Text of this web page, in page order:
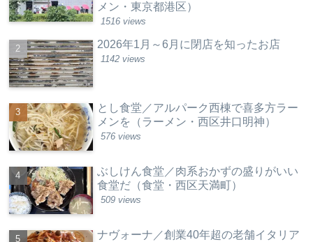
メン・東京都港区）
1516 views
2026年1月～6月に閉店を知ったお店
1142 views
とし食堂／アルパーク西棟で喜多方ラー
メンを（ラーメン・西区井口明神）
576 views
ぶしけん食堂／肉系おかずの盛りがいい
食堂だ（食堂・西区天満町）
509 views
ナヴォーナ／創業40年超の老舗イタリア